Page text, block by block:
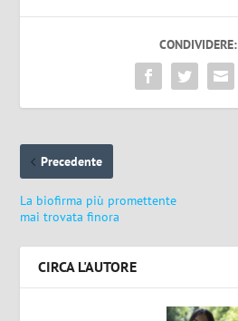
CONDIVIDERE:
Precedente
La biofirma più promettente
mai trovata finora
CIRCA L'AUTORE